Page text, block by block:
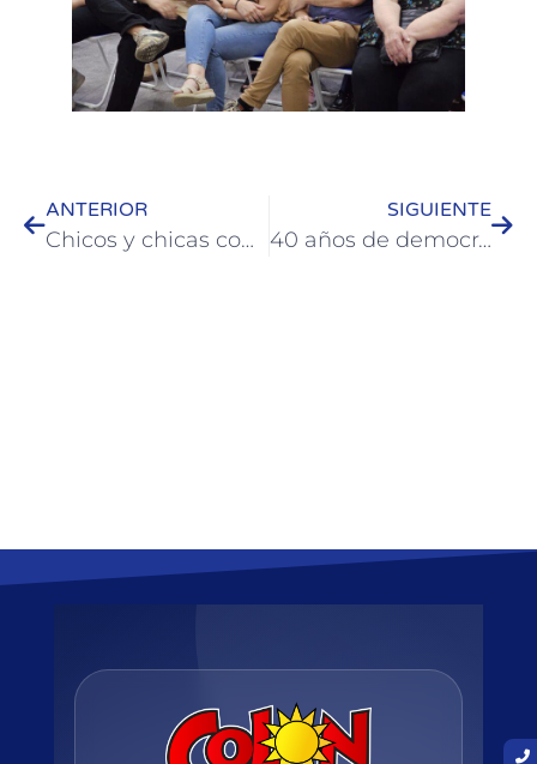
ANTERIOR
Chicos y chicas compartieron el primer Mundialito Regional Inclusivo en Colón
SIGUIENTE
40 años de democracia: Filósofo uruguayense brindó una charla en Colón